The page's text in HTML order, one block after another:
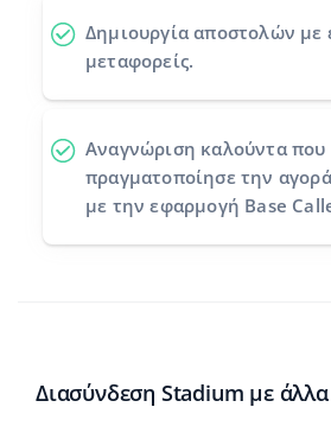
Δημιουργία αποστολών με
μεταφορείς.
Αναγνώριση καλούνταπου
πραγματοποίησε την
με την εφαρμογή Base
Διασύνδεση Stadium με